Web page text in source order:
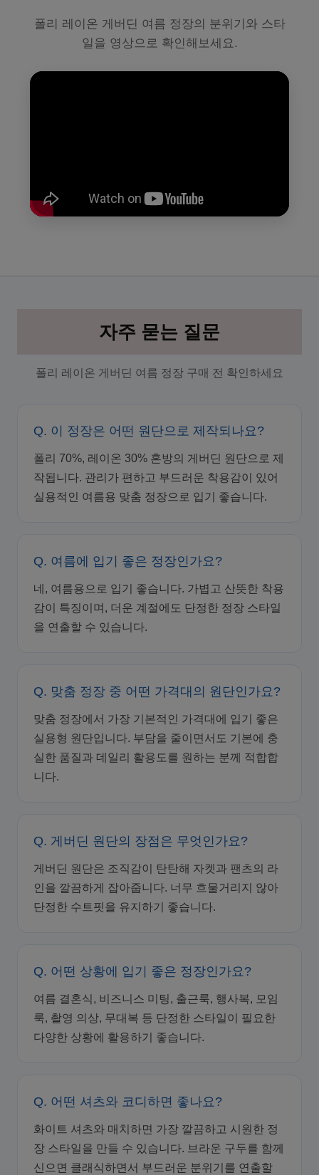
폴리 레이온 게버딘 여름 정장의 분위기와 스타
일을 영상으로 확인해보세요.
자주 묻는 질문
폴리 레이온 게버딘 여름 정장 구매 전 확인하세요
Q. 이 정장은 어떤 원단으로 제작되나요?
폴리 70%, 레이온 30% 혼방의 게버딘 원단으로 제
작됩니다. 관리가 편하고 부드러운 착용감이 있어
실용적인 여름용 맞춤 정장으로 입기 좋습니다.
Q. 여름에 입기 좋은 정장인가요?
네, 여름용으로 입기 좋습니다. 가볍고 산뜻한 착용
감이 특징이며, 더운 계절에도 단정한 정장 스타일
을 연출할 수 있습니다.
Q. 맞춤 정장 중 어떤 가격대의 원단인가요?
맞춤 정장에서 가장 기본적인 가격대에 입기 좋은
실용형 원단입니다. 부담을 줄이면서도 기본에 충
실한 품질과 데일리 활용도를 원하는 분께 적합합
니다.
Q. 게버딘 원단의 장점은 무엇인가요?
게버딘 원단은 조직감이 탄탄해 자켓과 팬츠의 라
인을 깔끔하게 잡아줍니다. 너무 흐물거리지 않아
단정한 수트핏을 유지하기 좋습니다.
Q. 어떤 상황에 입기 좋은 정장인가요?
여름 결혼식, 비즈니스 미팅, 출근룩, 행사복, 모임
룩, 촬영 의상, 무대복 등 단정한 스타일이 필요한
다양한 상황에 활용하기 좋습니다.
Q. 어떤 셔츠와 코디하면 좋나요?
화이트 셔츠와 매치하면 가장 깔끔하고 시원한 정
장 스타일을 만들 수 있습니다. 브라운 구두를 함께
신으면 클래식하면서 부드러운 분위기를 연출할